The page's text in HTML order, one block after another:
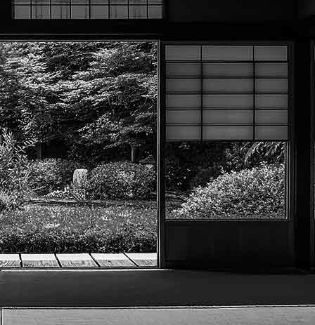
Exporter les lignes sélectionnées
Exporter uniquement les colonnes affichées
Menu
?>
Images de la page d'accueil
Cliquez pour éditer
Texte, bouton et/ou inscription à la newsletter
Cliquez pour éditer
Académie Menneçoise d'Arts
Martiaux
Je m'abonne à la newsletter